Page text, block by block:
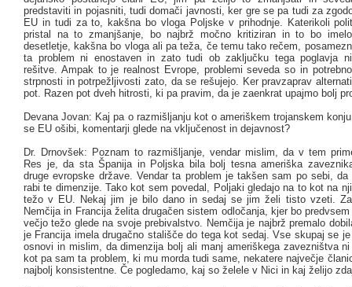
predstaviti in pojasniti, tudi domači javnosti, ker gre se pa tudi za
EU in tudi za to, kakšna bo vloga Poljske v prihodnje. Katerikoli
pristal na to zmanjšanje, bo najbrž močno kritiziran in to bo
desetletje, kakšna bo vloga ali pa teža, če temu tako rečem,
ta problem ni enostaven in zato tudi ob zaključku tega poglavja
rešitve. Ampak to je realnost Evrope, problemi seveda so in
strpnosti in potrpežljivosti zato, da se rešujejo. Ker pravzaprav
pot. Razen pot dveh hitrosti, ki pa pravim, da je zaenkrat upajmo bolj
Devana Jovan: Kaj pa o razmišljanju kot o ameriškem trojanskem
se EU ošibi, komentarji glede na vključenost in dejavnost?
Dr. Drnovšek: Poznam to razmišljanje, vendar mislim, da v tem
Res je, da sta Španija in Poljska bila bolj tesna ameriška
druge evropske države. Vendar ta problem je takšen sam po sebi, da
rabi te dimenzije. Tako kot sem povedal, Poljaki gledajo na to kot na
težo v EU. Nekaj jim je bilo dano in sedaj se jim želi tisto vzeti.
Nemčija in Francija želita drugačen sistem odločanja, kjer bo
večjo težo glede na svoje prebivalstvo. Nemčija je najbrž premalo
je Francija imela drugačno stališče do tega kot sedaj. Vse skupaj se
osnovi in mislim, da dimenzija bolj ali manj ameriškega zavezništva
kot pa sam ta problem, ki mu morda tudi same, nekatere največje
najbolj konsistentne. Če pogledamo, kaj so želele v Nici in kaj želijo